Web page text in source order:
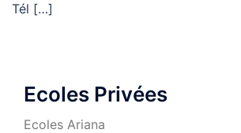
Tél […]
Ecoles Privées
Ecoles Ariana